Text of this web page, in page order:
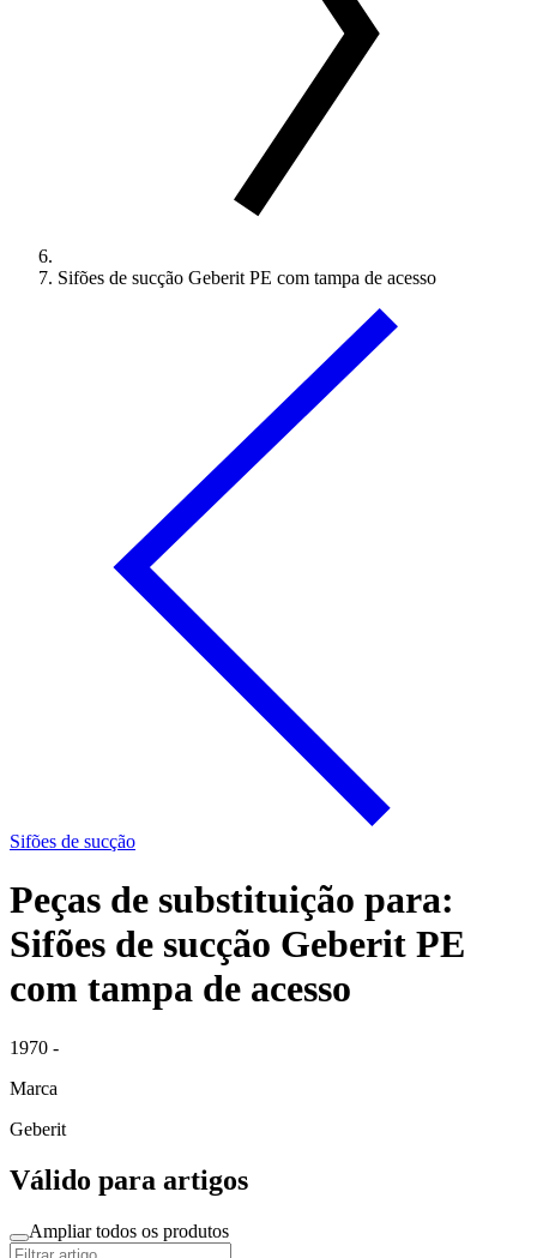
Sifões de sucção Geberit PE com tampa de acesso
Sifões de sucção
Peças de substituição para:
Sifões de sucção Geberit PE
com tampa de acesso
1970 -
Marca
Geberit
Válido para artigos
Ampliar todos os produtos